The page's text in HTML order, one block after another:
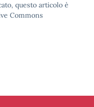
questo articolo è
Commons